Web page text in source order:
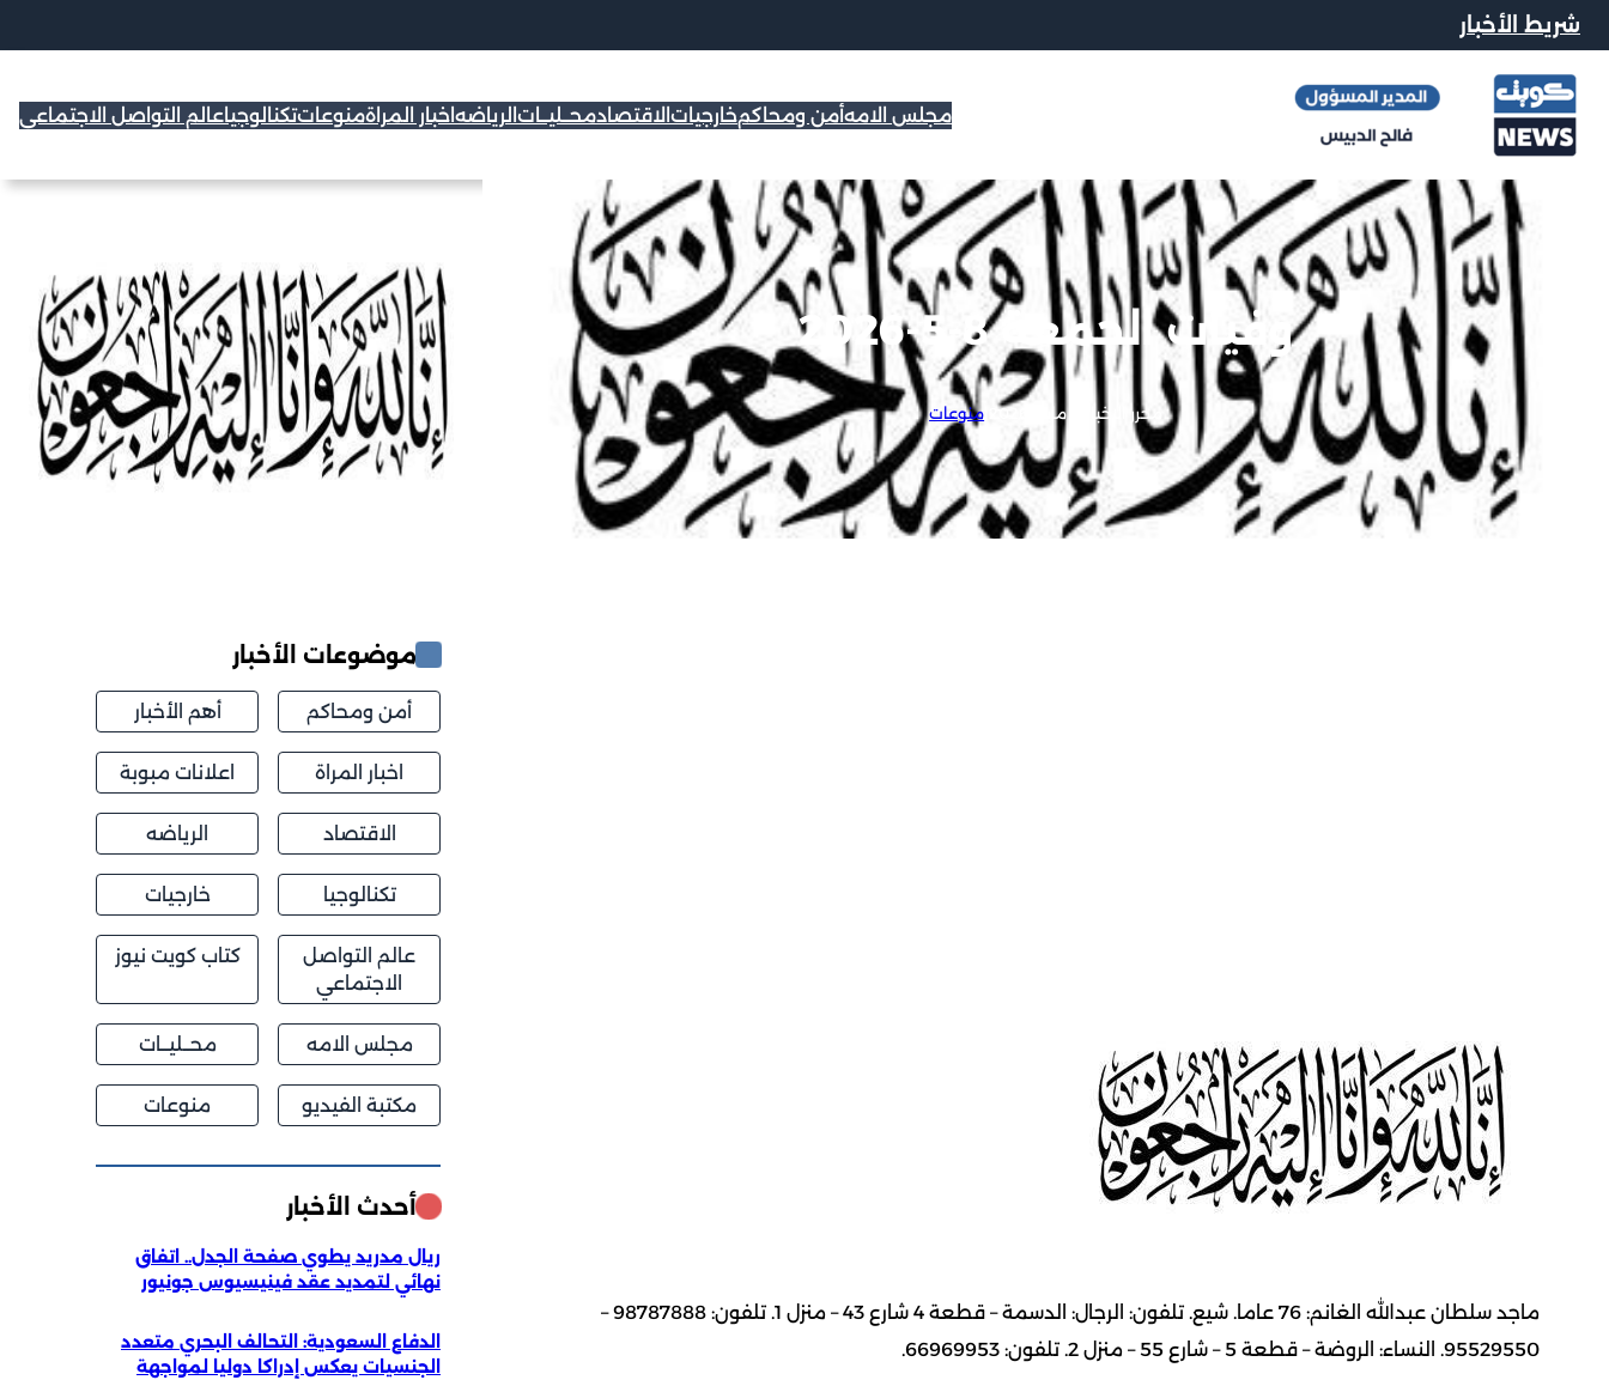
شريط الأخبار
مجلس الامهأمن ومحاكمخارجيات الاقتصادمحــليــات الرياضه اخبار المراةمنوعاتتكنالوجياعالم التواصل الاجتماعي
وفيات الجمعة 8-5-2026
محرر الاخبار منوعات
ماجد سلطان عبدالله الغانم: 76 عاما. شيع. تلفون: الرجال: الدسمة – قطعة 4 شارع 43 – منزل 1. تلفون: 98787888 –
95529550. النساء: الروضة – قطعة 5 – شارع 55 – منزل 2. تلفون: 66969953.
موضوعات الأخبار
أمن ومحاكم أهم الأخبار
اخبار المراة اعلانات مبوبة
الاقتصاد الرياضه
تكنالوجيا خارجيات
عالم التواصل
الاجتماعي
كتاب كويت نيوز
مجلس الامه محــليــات
مكتبة الفيديو منوعات
أحدث الأخبار
ريال مدريد يطوي صفحة الجدل.. اتفاق
نهائي لتمديد عقد فينيسيوس جونيور
الدفاع السعودية: التحالف البحري متعدد
الجنسيات يعكس إدراكا دوليا لمواجهة